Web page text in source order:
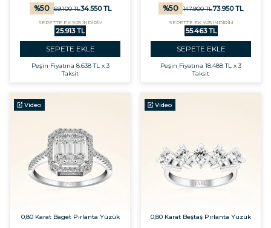
%50 69.100TL34.550TL
SEPETTE EK %25 İNDİRİM
25.913 TL
SEPETE EKLE
Peşin Fiyatına 8.638 TL x 3
Taksit
%50 147.900TL73.950TL
SEPETTE EK %25 İNDİRİM
55.463 TL
SEPETE EKLE
Peşin Fiyatına 18.488 TL x 3
Taksit
Video
0,80 Karat Baget Pırlanta Yüzük
Video
0,80 Karat Beştaş Pırlanta Yüzük